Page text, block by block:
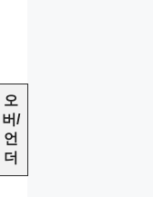
오
버/
언
더